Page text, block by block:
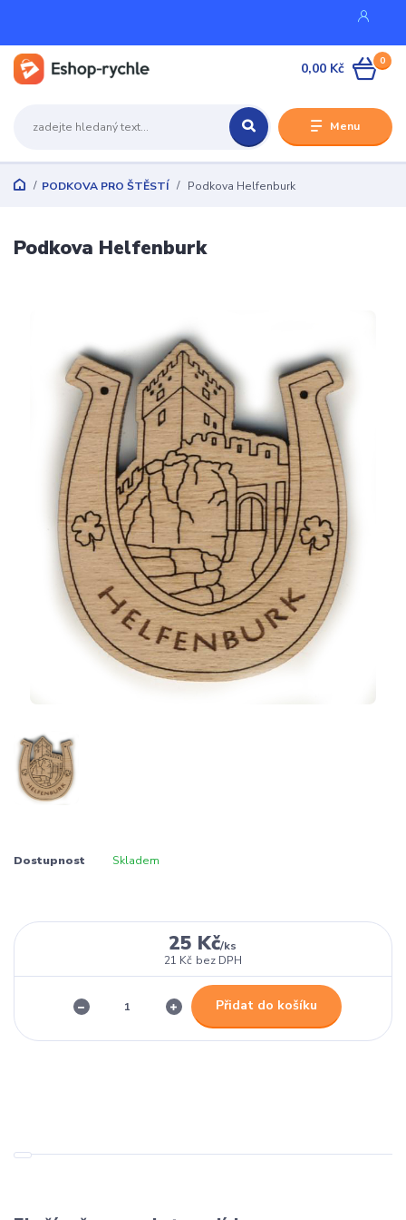
Menu
0
0,00 Kč
PODKOVA PRO ŠTĚSTÍ Podkova Helfenburk
Podkova Helfenburk
Dostupnost Skladem
25 Kč/ks
21 Kč bez DPH
Přidat do košíku